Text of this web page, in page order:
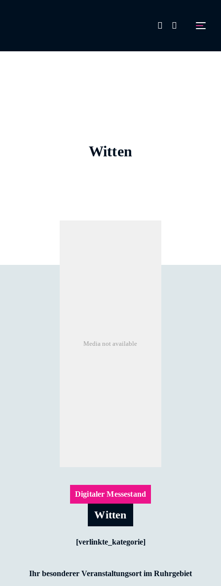
Witten
Digitaler Messestand
Witten
[verlinkte_kategorie]
Ihr besonderer Veranstaltungsort im Ruhrgebiet
Media not available